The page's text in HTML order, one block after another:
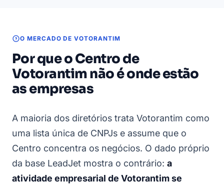
O MERCADO DE VOTORANTIM
Por que o Centro de
Votorantim não é onde estão
as empresas
A maioria dos diretórios trata Votorantim como
uma lista única de CNPJs e assume que o
Centro concentra os negócios. O dado próprio
da base LeadJet mostra o contrário: a
atividade empresarial de Votorantim se